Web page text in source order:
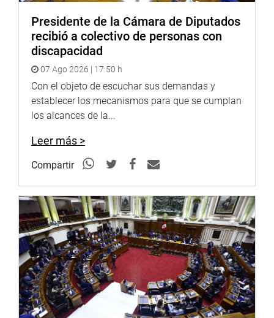
Presidente de la Cámara de Diputados
recibió a colectivo de personas con
discapacidad
07 Ago 2026 | 17:50 h
Con el objeto de escuchar sus demandas y
establecer los mecanismos para que se cumplan
los alcances de la...
Leer más >
Compartir